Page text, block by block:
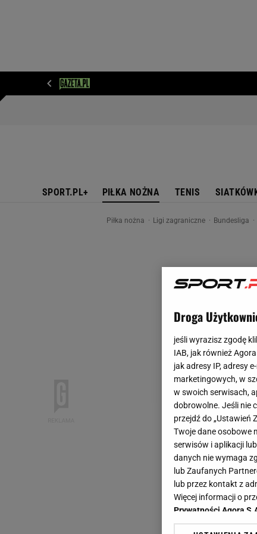
SPORT.PL+ PIŁKA NOŻNA TENIS
Piłka nożna Ligi zagraniczne Bundesliga
Droga
jeśli wyrazisz zgodę
IAB, jak również
jak adresy IP, adresy
marketingowych, w
w swoich serwisach,
dobrowolne. Jeśli nie
przejdź do „Ustawień
Twoje dane osobowe
serwisów i aplikacji
danych nie wymaga
lub Zaufanych
lub przez kontakt z
Więcej informacji o
Prywatności Agora